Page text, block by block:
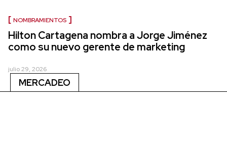
NOMBRAMIENTOS
Hilton Cartagena nombra a Jorge Jiménez
como su nuevo gerente de marketing
julio 29, 2026
MERCADEO